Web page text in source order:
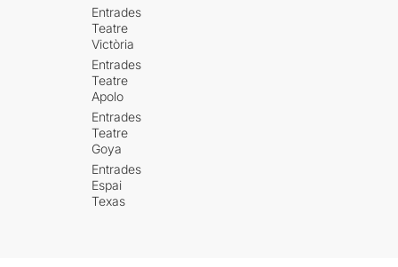
Entrades
Teatre
Victòria
Entrades
Teatre
Apolo
Entrades
Teatre
Goya
Entrades
Espai
Texas